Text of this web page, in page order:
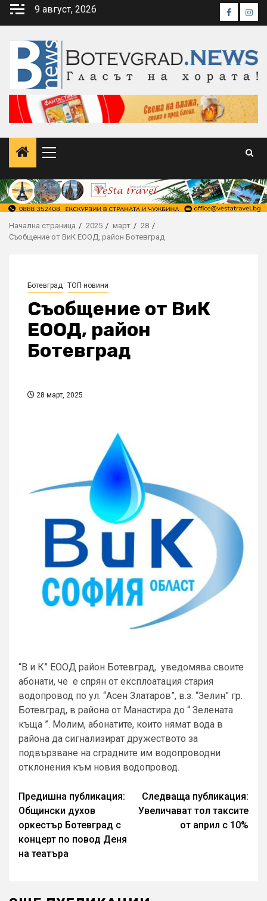
Skip
9 август, 2026 Facebook
Primary
Начална страница 2025 март
28
Съобщение от ВиК ЕООД, район Ботевград
Ботевград ТОП новини
Съобщение от ВиК
ЕООД, район
Ботевград
28 март, 2025
“В и К” ЕООД район Ботевград, уведомява своите
абонати, че е спрян от експлоатация стария
водопровод по ул. “Асен Златаров”, в.з. “Зелин” гр.
Ботевград, в района от Манастира до “ Зелената
къща ”. Молим, абонатите, които нямат вода в
района да сигнализират дружеството за
подвързване на сградните им водопроводни
отклонения към новия водопровод.
Continue
Reading
Предишна публикация:
Общински духов
оркестър Ботевград с
концерт по повод Деня
на театъра
Следваща публикация:
Увеличават тол таксите
от април с 10%